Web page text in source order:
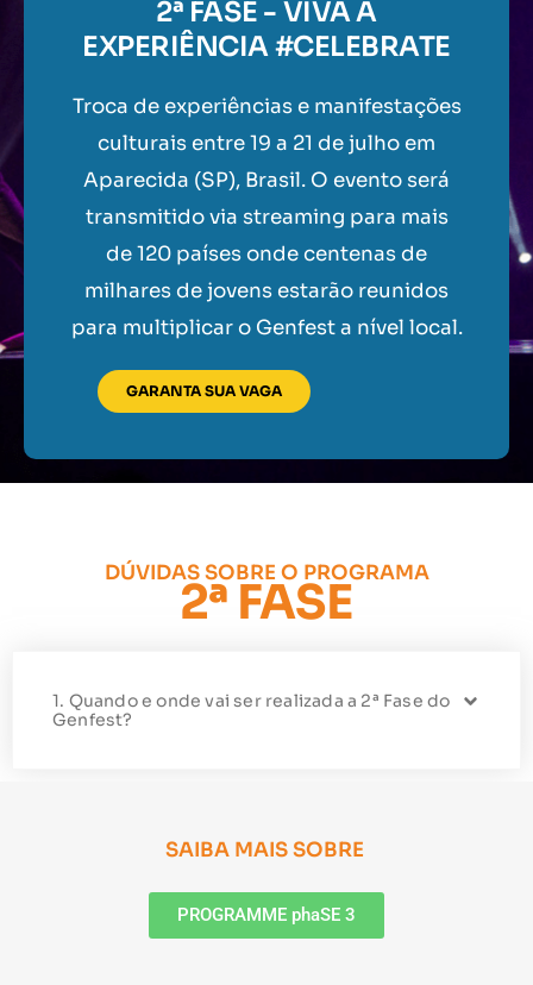
2ª FASE - VIVA A
EXPERIÊNCIA #CELEBRATE
Troca de experiências e manifestações
culturais entre 19 a 21 de julho em
Aparecida (SP), Brasil. O evento será
transmitido via streaming para mais
de 120 países onde centenas de
milhares de jovens estarão reunidos
para multiplicar o Genfest a nível local.
GARANTA SUA VAGA
DÚVIDAS SOBRE O PROGRAMA
2ª FASE
1. Quando e onde vai ser realizada a 2ª Fase do
Genfest?
SAIBA MAIS SOBRE
PROGRAMME phaSE 3